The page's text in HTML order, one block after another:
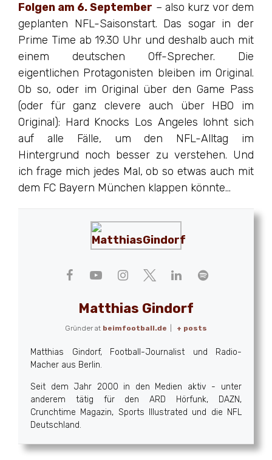
Folgen am 6. September – also kurz vor dem
geplanten NFL-Saisonstart. Das sogar in der
Prime Time ab 19.30 Uhr und deshalb auch mit
einem deutschen Off-Sprecher. Die
eigentlichen Protagonisten bleiben im Original.
Ob so, oder im Original über den Game Pass
(oder für ganz clevere auch über HBO im
Original): Hard Knocks Los Angeles lohnt sich
auf alle Fälle, um den NFL-Alltag im
Hintergrund noch besser zu verstehen. Und
ich frage mich jedes Mal, ob so etwas auch mit
dem FC Bayern München klappen könnte…
Matthias Gindorf
Gründer at beimfootball.de + posts
Matthias Gindorf, Football-Journalist und Radio-
Macher aus Berlin.
Seit dem Jahr 2000 in den Medien aktiv - unter
anderem tätig für den ARD Hörfunk, DAZN,
Crunchtime Magazin, Sports Illustrated und die NFL
Deutschland.